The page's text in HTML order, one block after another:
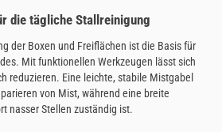
die tägliche Stallreinigung
der Boxen und Freiflächen ist die Basis für
Mit funktionellen Werkzeugen lässt sich
reduzieren. Eine leichte, stabile Mistgabel
von Mist, während eine breite
nasser Stellen zuständig ist.